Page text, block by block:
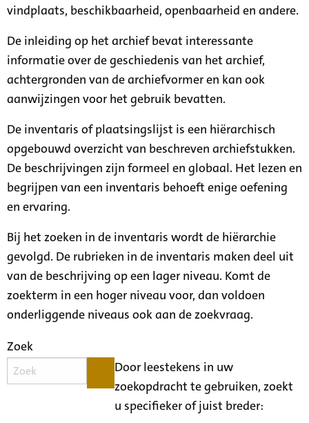
vindplaats, beschikbaarheid, openbaarheid en andere.
De inleiding op het archief bevat interessante
informatie over de geschiedenis van het archief,
achtergronden van de archiefvormer en kan ook
aanwijzingen voor het gebruik bevatten.
De inventaris of plaatsingslijst is een hiërarchisch
opgebouwd overzicht van beschreven archiefstukken.
De beschrijvingen zijn formeel en globaal. Het lezen en
begrijpen van een inventaris behoeft enige oefening
en ervaring.
Bij het zoeken in de inventaris wordt de hiërarchie
gevolgd. De rubrieken in de inventaris maken deel uit
van de beschrijving op een lager niveau. Komt de
zoekterm in een hoger niveau voor, dan voldoen
onderliggende niveaus ook aan de zoekvraag.
Zoek
Door leestekens in uw
zoekopdracht te gebruiken, zoekt
u specifieker of juist breder: